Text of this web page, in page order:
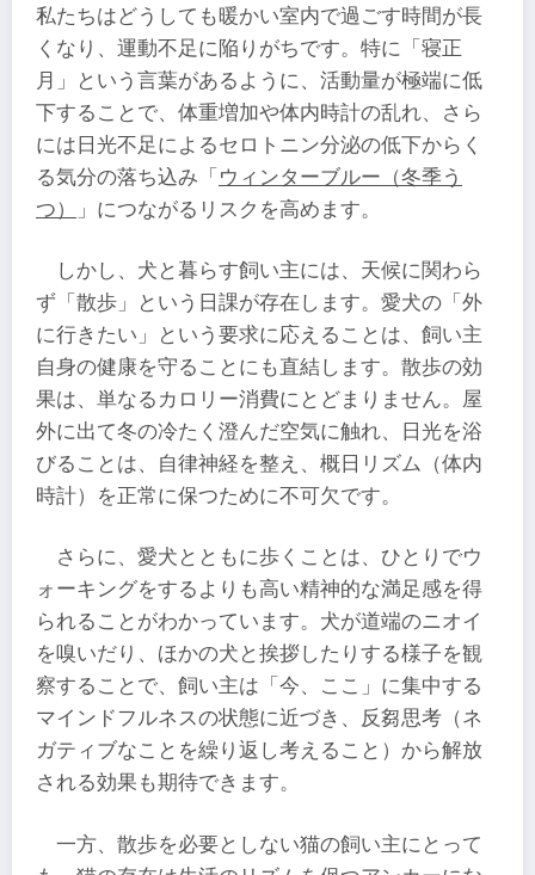
私たちはどうしても暖かい室内で過ごす時間が長
くなり、運動不足に陥りがちです。特に「寝正
月」という言葉があるように、活動量が極端に低
下することで、体重増加や体内時計の乱れ、さら
には日光不足によるセロトニン分泌の低下からく
る気分の落ち込み「 ウィンターブルー（冬季う
つ）
」につながるリスクを高めます。
しかし、犬と暮らす飼い主には、天候に関わら
ず「散歩」という日課が存在します。愛犬の「外
に行きたい」という要求に応えることは、飼い主
自身の健康を守ることにも直結します。散歩の効
果は、単なるカロリー消費にとどまりません。屋
外に出て冬の冷たく澄んだ空気に触れ、日光を浴
びることは、自律神経を整え、概日リズム（体内
時計）を正常に保つために不可欠です。
さらに、愛犬とともに歩くことは、ひとりでウ
ォーキングをするよりも高い精神的な満足感を得
られることがわかっています。犬が道端のニオイ
を嗅いだり、ほかの犬と挨拶したりする様子を観
察することで、飼い主は「今、ここ」に集中する
マインドフルネスの状態に近づき、反芻思考（ネ
ガティブなことを繰り返し考えること）から解放
される効果も期待できます。
一方、散歩を必要としない猫の飼い主にとって